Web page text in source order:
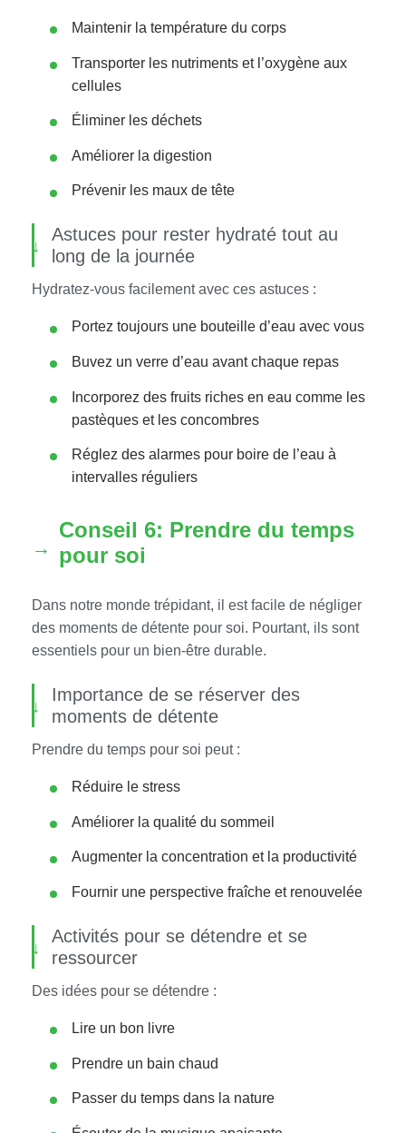
Maintenir la température du corps
Transporter les nutriments et l’oxygène aux
cellules
Éliminer les déchets
Améliorer la digestion
Prévenir les maux de tête
Astuces pour rester hydraté tout au
long de la journée
Hydratez-vous facilement avec ces astuces :
Portez toujours une bouteille d’eau avec vous
Buvez un verre d’eau avant chaque repas
Incorporez des fruits riches en eau comme les
pastèques et les concombres
Réglez des alarmes pour boire de l’eau à
intervalles réguliers
Conseil 6: Prendre du temps
pour soi
Dans notre monde trépidant, il est facile de négliger
des moments de détente pour soi. Pourtant, ils sont
essentiels pour un bien-être durable.
Importance de se réserver des
moments de détente
Prendre du temps pour soi peut :
Réduire le stress
Améliorer la qualité du sommeil
Augmenter la concentration et la productivité
Fournir une perspective fraîche et renouvelée
Activités pour se détendre et se
ressourcer
Des idées pour se détendre :
Lire un bon livre
Prendre un bain chaud
Passer du temps dans la nature